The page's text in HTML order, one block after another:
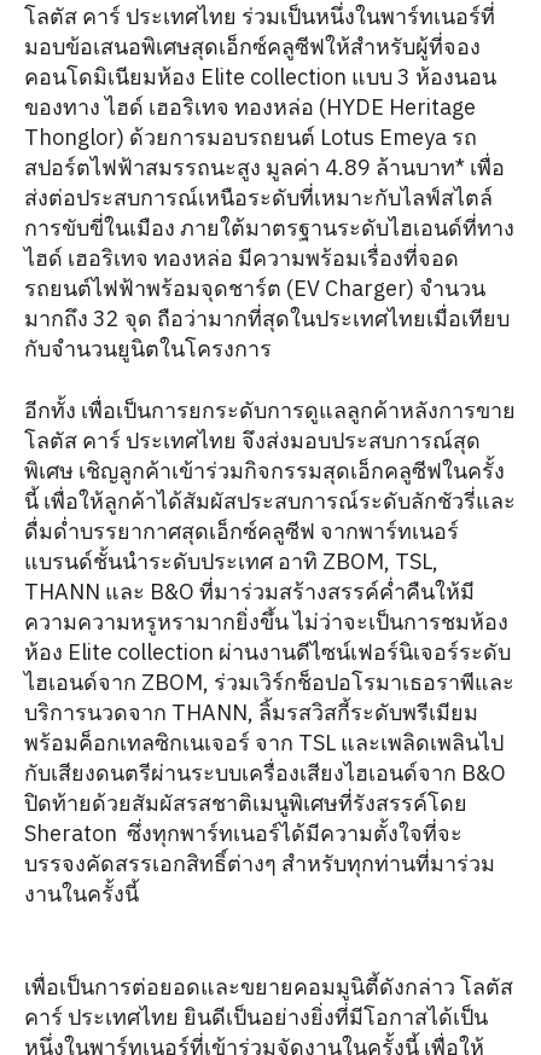
โลตัส คาร์ ประเทศไทย ร่วมเป็นหนึ่งในพาร์ทเนอร์ที่
มอบข้อเสนอพิเศษสุดเอ็กซ์คลูซีฟให้สำหรับผู้ที่จอง
คอนโดมิเนียมห้อง Elite collection แบบ 3 ห้องนอน
ของทาง ไฮด์ เฮอริเทจ ทองหล่อ (HYDE Heritage
Thonglor) ด้วยการมอบรถยนต์ Lotus Emeya รถ
สปอร์ตไฟฟ้าสมรรถนะสูง มูลค่า 4.89 ล้านบาท* เพื่อ
ส่งต่อประสบการณ์เหนือระดับที่เหมาะกับไลฟ์สไตล์
การขับขี่ในเมือง ภายใต้มาตรฐานระดับไฮเอนด์ที่ทาง
ไฮด์ เฮอริเทจ ทองหล่อ มีความพร้อมเรื่องที่จอด
รถยนต์ไฟฟ้าพร้อมจุดชาร์ต (EV Charger) จำนวน
มากถึง 32 จุด ถือว่ามากที่สุดในประเทศไทยเมื่อเทียบ
กับจำนวนยูนิตในโครงการ
อีกทั้ง เพื่อเป็นการยกระดับการดูแลลูกค้าหลังการขาย
โลตัส คาร์ ประเทศไทย จึงส่งมอบประสบการณ์สุด
พิเศษ เชิญลูกค้าเข้าร่วมกิจกรรมสุดเอ็กคลูซีฟในครั้ง
นี้ เพื่อให้ลูกค้าได้สัมผัสประสบการณ์ระดับลักชัวรี่และ
ดื่มด่ำบรรยากาศสุดเอ็กซ์คลูซีฟ จากพาร์ทเนอร์
แบรนด์ชั้นนำระดับประเทศ อาทิ ZBOM, TSL,
THANN และ B&O ที่มาร่วมสร้างสรรค์ค่ำคืนให้มี
ความความหรูหรามากยิ่งขึ้น ไม่ว่าจะเป็นการชมห้อง
ห้อง Elite collection ผ่านงานดีไซน์เฟอร์นิเจอร์ระดับ
ไฮเอนด์จาก ZBOM, ร่วมเวิร์กช็อปอโรมาเธอราพีและ
บริการนวดจาก THANN, ลิ้มรสวิสกี้ระดับพรีเมียม
พร้อมค็อกเทลซิกเนเจอร์ จาก TSL และเพลิดเพลินไป
กับเสียงดนตรีผ่านระบบเครื่องเสียงไฮเอนด์จาก B&O
ปิดท้ายด้วยสัมผัสรสชาติเมนูพิเศษที่รังสรรค์โดย
Sheraton ซึ่งทุกพาร์ทเนอร์ได้มีความตั้งใจที่จะ
บรรจงคัดสรรเอกสิทธิ์ต่างๆ สำหรับทุกท่านที่มาร่วม
งานในครั้งนี้
เพื่อเป็นการต่อยอดและขยายคอมมูนิตี้ดังกล่าว โลตัส
คาร์ ประเทศไทย ยินดีเป็นอย่างยิ่งที่มีโอกาสได้เป็น
หนึ่งในพาร์ทเนอร์ที่เข้าร่วมจัดงานในครั้งนี้ เพื่อให้